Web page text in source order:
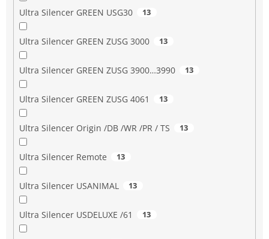
Ultra Silencer GREEN USG30 13
Ultra Silencer GREEN ZUSG 3000 13
Ultra Silencer GREEN ZUSG 3900…3990 13
Ultra Silencer GREEN ZUSG 4061 13
Ultra Silencer Origin /DB /WR /PR / TS 13
Ultra Silencer Remote 13
Ultra Silencer USANIMAL 13
Ultra Silencer USDELUXE /61 13